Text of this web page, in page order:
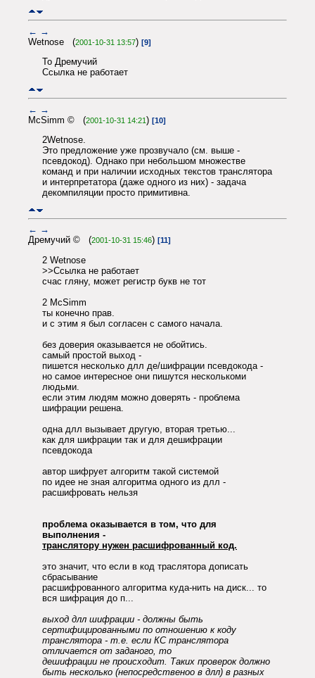
← →
Wetnose (2001-10-31 13:57) [9]
To Дремучий
Ссылка не работает
← →
McSimm © (2001-10-31 14:21) [10]
2Wetnose.
Это предложение уже прозвучало (см. выше -
псевдокод). Однако при небольшом множестве
команд и при наличии исходных текстов транслятора
и интерпретатора (даже одного из них) - задача
декомпиляции просто примитивна.
← →
Дремучий © (2001-10-31 15:46) [11]
2 Wetnose
>>Ссылка не работает
счас гляну, может регистр букв не тот
2 McSimm
ты конечно прав.
и с этим я был согласен с самого начала.
без доверия оказывается не обойтись.
самый простой выход -
пишется несколько длл де/шифрации псевдокода -
но самое интересное они пишутся несколькоми
людьми.
если этим людям можно доверять - проблема
шифрации решена.
одна длл вызывает другую, вторая третью...
как для шифрации так и для дешифрации
псевдокода
автор шифрует алгоритм такой системой
по идее не зная алгоритма одного из длл -
расшифровать нельзя
проблема оказывается в том, что для
выполнения -
транслятору нужен расшифрованный код.
это значит, что если в код траслятора дописать
сбрасывание
расшифрованного алгоритма куда-нить на диск... то
вся шифрация до п...
выход длл шифрации - должны быть
сертифицированными по отношению к коду
транслятора - т.е. если КС транслятора
отличается от заданого, то
дешифрации не происходит. Таких проверок должно
быть несколько (непосредственоо в длл) в разных